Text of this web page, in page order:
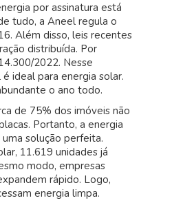
por assinatura está
tudo, a Aneel regula o
Além disso, leis recentes
distribuída. Por
2022. Nesse
ideal para energia solar.
o ano todo.
de 75% dos imóveis não
Portanto, a energia
solução perfeita.
11.619 unidades já
modo, empresas
rápido. Logo,
energia limpa.